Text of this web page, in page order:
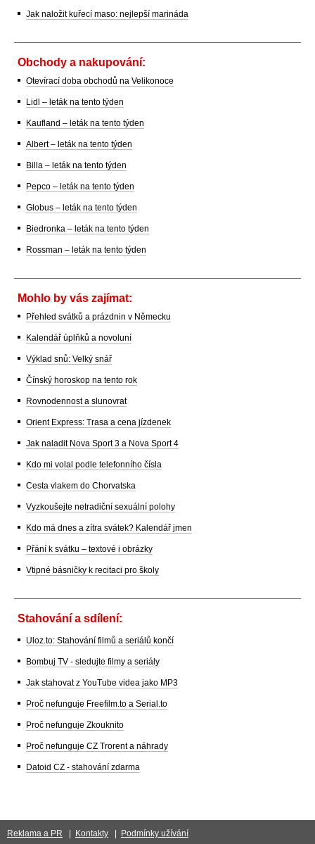
Jak naložit kuřecí maso: nejlepší marináda
Obchody a nakupování:
Otevírací doba obchodů na Velikonoce
Lidl – leták na tento týden
Kaufland – leták na tento týden
Albert – leták na tento týden
Billa – leták na tento týden
Pepco – leták na tento týden
Globus – leták na tento týden
Biedronka – leták na tento týden
Rossman – leták na tento týden
Mohlo by vás zajímat:
Přehled svátků a prázdnin v Německu
Kalendář úplňků a novoluní
Výklad snů: Velký snář
Čínský horoskop na tento rok
Rovnodennost a slunovrat
Orient Express: Trasa a cena jízdenek
Jak naladit Nova Sport 3 a Nova Sport 4
Kdo mi volal podle telefonního čísla
Cesta vlakem do Chorvatska
Vyzkoušejte netradiční sexuální polohy
Kdo má dnes a zítra svátek? Kalendář jmen
Přání k svátku – textové i obrázky
Vtipné básničky k recitaci pro školy
Stahování a sdílení:
Uloz.to: Stahování filmů a seriálů končí
Bombuj TV - sledujte filmy a seriály
Jak stahovat z YouTube videa jako MP3
Proč nefunguje Freefilm.to a Serial.to
Proč nefunguje Zkouknito
Proč nefunguje CZ Trorent a náhrady
Datoid CZ - stahování zdarma
Reklama a PR Kontakty Podmínky užívání